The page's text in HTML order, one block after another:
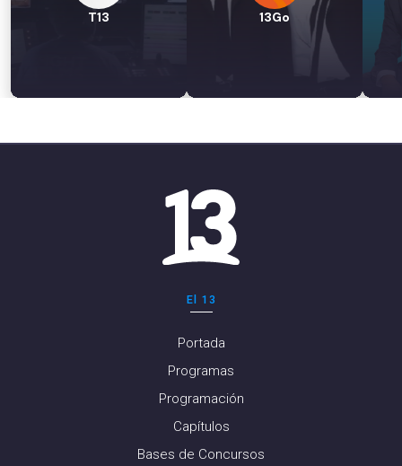
T13 13Go
El 13
Portada
Programas
Programación
Capítulos
Bases de Concursos